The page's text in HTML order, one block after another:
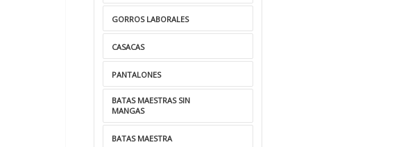
GORROS LABORALES
CASACAS
PANTALONES
BATAS MAESTRAS SIN
MANGAS
BATAS MAESTRA